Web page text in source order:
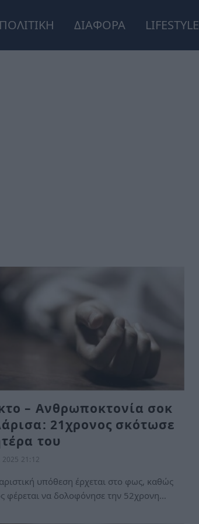
ΠΟΛΙΤΙΚΗ ΔΙΑΦΟΡΑ LIFESTYLE
– Ανθρωποκτονία σοκ
21χρονος σκότωσε
του
2025 21:12
υπόθεση έρχεται στο φως, καθώς
φέρεται να δολοφόνησε την 52χρονη…